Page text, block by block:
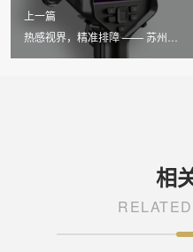
上一篇
热感视界，精准排障 —— 苏州
LAILX LX-F200 手持红外热成像仪
相